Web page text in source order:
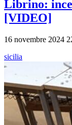
Librino:
[VIDEO]
16 novembre 2024
sicilia